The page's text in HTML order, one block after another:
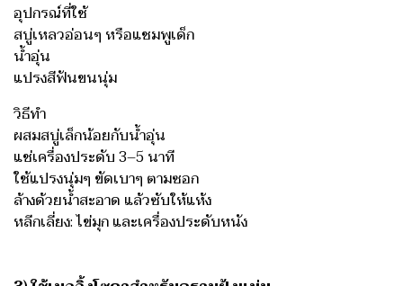
อุปกรณ์ที่ใช้
สบู่เหลวอ่อนๆ หรือแชมพูเด็ก
น้ำอุ่น
แปรงสีฟันขนนุ่ม
วิธีทำ
ผสมสบู่เล็กน้อยกับน้ำอุ่น
แช่เครื่องประดับ 3–5 นาที
ใช้แปรงนุ่มๆ ขัดเบาๆ ตามซอก
ล้างด้วยน้ำสะอาด แล้วซับให้แห้ง
หลีกเลี่ยง: ไข่มุก และเครื่องประดับหนัง